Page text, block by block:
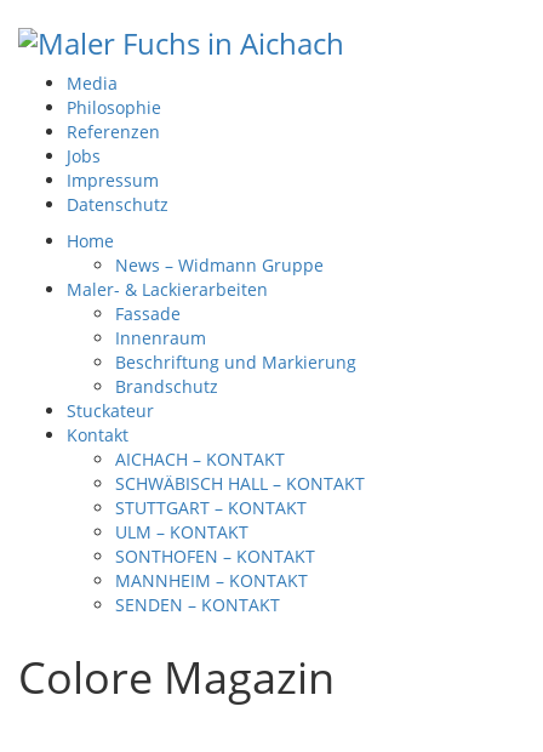
Media
Philosophie
Referenzen
Jobs
Impressum
Datenschutz
Home
News – Widmann Gruppe
Maler- & Lackierarbeiten
Fassade
Innenraum
Beschriftung und Markierung
Brandschutz
Stuckateur
Kontakt
AICHACH – KONTAKT
SCHWÄBISCH HALL – KONTAKT
STUTTGART – KONTAKT
ULM – KONTAKT
SONTHOFEN – KONTAKT
MANNHEIM – KONTAKT
SENDEN – KONTAKT
Colore Magazin